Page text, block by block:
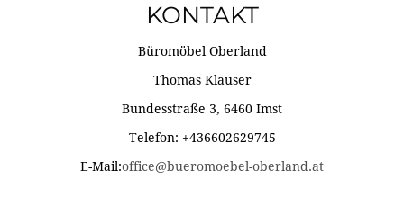
KONTAKT
Büromöbel Oberland
Thomas Klauser
Bundesstraße 3, 6460 Imst
Telefon: +436602629745
E-Mail:office@bueromoebel-oberland.at